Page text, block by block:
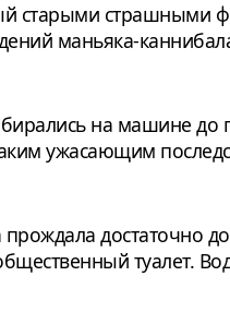
старыми страшными
маньяка-
на машине до
ужасающим
достаточно
туалет.